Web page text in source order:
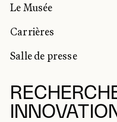
Le Musée
Carrières
Salle de presse